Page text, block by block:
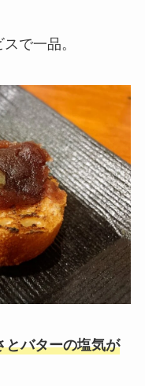
で一品。
バターの塩気が